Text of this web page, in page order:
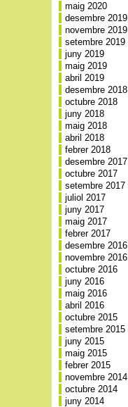
maig 2020
desembre 2019
novembre 2019
setembre 2019
juny 2019
maig 2019
abril 2019
desembre 2018
octubre 2018
juny 2018
maig 2018
abril 2018
febrer 2018
desembre 2017
octubre 2017
setembre 2017
juliol 2017
juny 2017
maig 2017
febrer 2017
desembre 2016
novembre 2016
octubre 2016
juny 2016
maig 2016
abril 2016
octubre 2015
setembre 2015
juny 2015
maig 2015
febrer 2015
novembre 2014
octubre 2014
juny 2014